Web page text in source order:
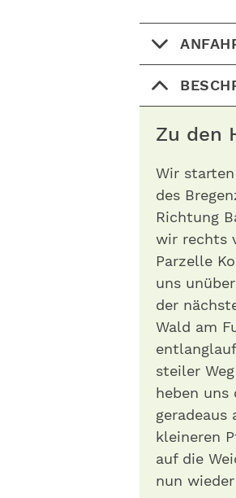
Zu den
Wir
des
Richtung
wir rechts
Parzelle
uns
der
Wald am
steiler
heben uns
geradeaus
kleineren
auf die
nun